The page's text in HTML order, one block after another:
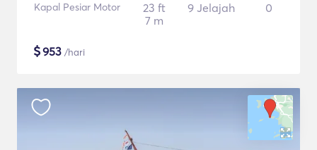
Kapal Pesiar Motor
23 ft
7 m
9 Jelajah 0
$953 /hari